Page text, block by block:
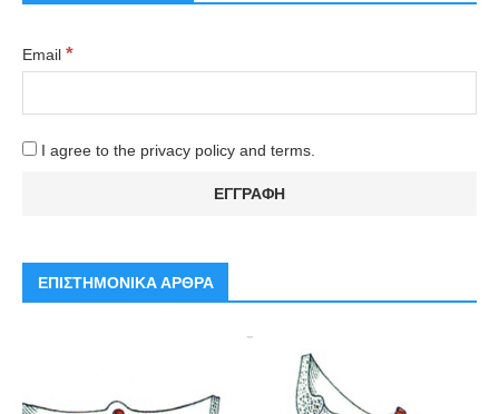
Email *
I agree to the privacy policy and terms.
ΕΠΙΣΤΗΜΟΝΙΚΑ ΑΡΘΡΑ